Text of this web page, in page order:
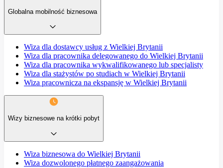
Globalna mobilność biznesowa
Wiza dla dostawcy usług z Wielkiej Brytanii
Wiza dla pracownika delegowanego do Wielkiej Brytanii
Wiza dla pracownika wykwalifikowanego lub specjalisty
Wiza dla stażystów po studiach w Wielkiej Brytanii
Wiza pracownicza na ekspansję w Wielkiej Brytanii
Wizy biznesowe na krótki pobyt
Wiza biznesowa do Wielkiej Brytanii
Wiza dozwolonego płatnego zaangażowania